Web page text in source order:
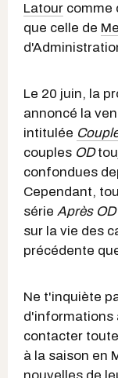
Latour comme
que celle de
Le 20 juin, la
annoncé la
intitulée
couples OD
confondues
Cependant,
série Après OD
sur la vie des
précédente
Ne t'inquiète
d'informations
contacter
à la saison en